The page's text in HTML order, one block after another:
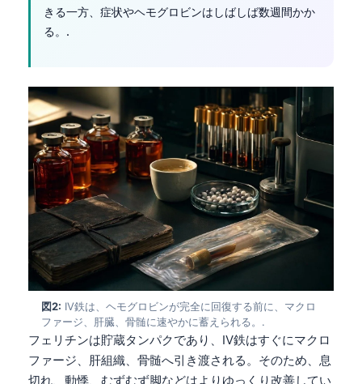
きる一方、症状やヘモグロビンはしばしば数週間かか
る。.
図2: IV鉄は、ヘモグロビンが完全に回復する前に、マクロ
ファージ、肝臓、骨髄に速やかに蓄えられる。.
フェリチンは貯蔵タンパクであり、IV鉄はすぐにマクロ
ファージ、肝組織、骨髄へ引き渡される。そのため、息
切れ、動悸、むずむず脚などはよりゆっくり改善してい